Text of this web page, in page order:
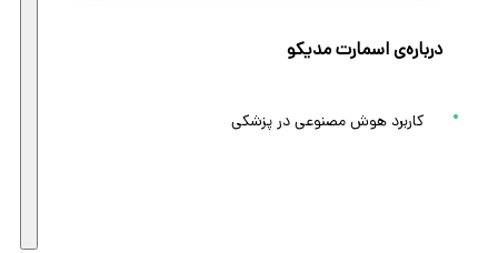
درباره‌ی اسمارت مدیکو
کاربرد هوش مصنوعی در پزشکی